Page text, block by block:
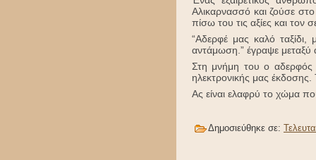
Αλικαρνασσό και ζούσε
πίσω του τις αξίες και τον
“Αδερφέ μας καλό
αντάμωση.” έγραψε μεταξύ
Στη μνήμη του ο
ηλεκτρονικής μας
Ας είναι ελαφρύ το χώμα
Δημοσιεύθηκε σε: